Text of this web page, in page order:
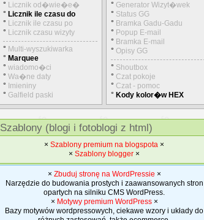
° Licznik od�wie�e�
° Licznik ile czasu do
° Licznik ile czasu po
° Licznik czasu wizyty
° Multi-wyszukiwarka
° Marquee
° wiadomo�ci
° Wa�ne daty
° Imieniny
° Galfield paski
° Generator Wizyt�wek
° Status GG
° Bramka Gadu-Gadu
° Popup E-mail
° Bramka E-mail
° Opisy GG
° Shoutbox
° Czat pokoje
° Czat - pomoc
° Kody kolor�w HEX
Szablony (blogi i fotoblogi z html)
× Szablony premium na blogspota ×
× Szablony blogger ×
× Zbuduj stronę na WordPressie ×
Narzędzie do budowania prostych i zaawansowanych stron
opartych na silniku CMS WordPress.
× Motywy premium WordPress×
Bazy motywów wordpressowych, ciekawe wzory i układy do